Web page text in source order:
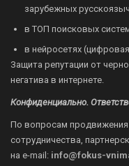
зарубежных
в ТОП поисковых
в нейросетях
Защита репутации от
негатива в интернете.
Конфиденциально.
По вопросам
сотрудничества,
на e-mail: info@fokus-